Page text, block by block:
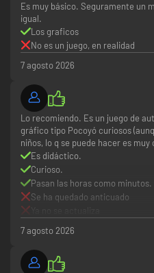
Es muy básico. Seguramente un
igual.
Los graficos
No es un juego, en realidad
7 agosto 2026
Lo recomiendo. Es un juego de
gráfico tipo Pocoyó curiosos
niños, lo q se puede hacer es
Es didáctico.
Curioso.
Pasan las horas como minutos.
Se ha quedado anticuado
7 agosto 2026